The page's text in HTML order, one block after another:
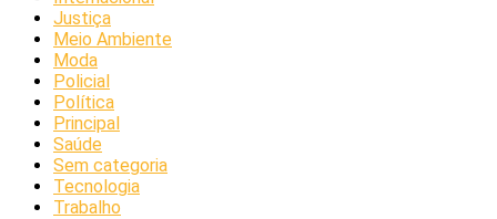
Justiça
Meio Ambiente
Moda
Policial
Política
Principal
Saúde
Sem categoria
Tecnologia
Trabalho